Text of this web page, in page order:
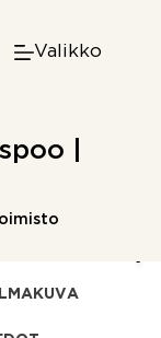
Valikko
|